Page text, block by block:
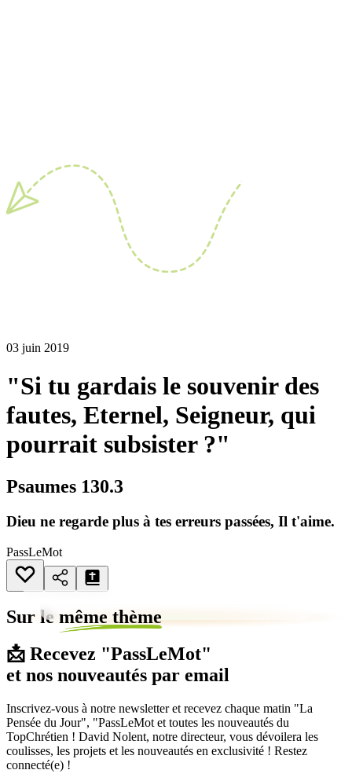
03 juin 2019
"Si tu gardais le souvenir des
fautes, Eternel, Seigneur, qui
pourrait subsister ?"
Psaumes 130.3
Dieu ne regarde plus à tes erreurs passées, Il t'aime.
PassLeMot
Sur le même thème
📩 Recevez "PassLeMot"
et nos nouveautés par email
Inscrivez-vous à notre newsletter et recevez chaque matin "La
Pensée du Jour", "PassLeMot et toutes les nouveautés du
TopChrétien ! David Nolent, notre directeur, vous dévoilera les
coulisses, les projets et les nouveautés en exclusivité ! Restez
connecté(e) !